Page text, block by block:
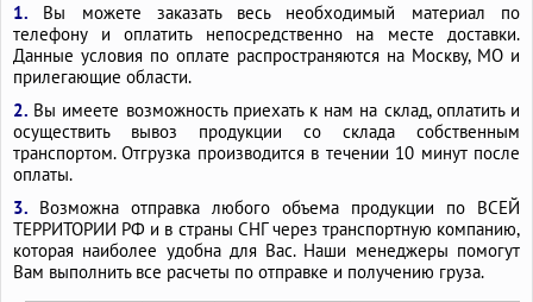
1. Вы можете заказать весь необходимый материал по
телефону и оплатить непосредственно на месте доставки.
Данные условия по оплате распространяются на Москву, МО и
прилегающие области.
2. Вы имеете возможность приехать к нам на склад, оплатить и
осуществить вывоз продукции со склада собственным
транспортом. Отгрузка производится в течении 10 минут после
оплаты.
3. Возможна отправка любого объема продукции по ВСЕЙ
ТЕРРИТОРИИ РФ и в страны СНГ через транспортную компанию,
которая наиболее удобна для Вас. Наши менеджеры помогут
Вам выполнить все расчеты по отправке и получению груза.